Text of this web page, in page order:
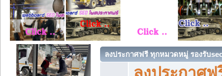
ลงประกาศฟรี ทุกหมวดหมู่ รองรับ
ลงประกาศ